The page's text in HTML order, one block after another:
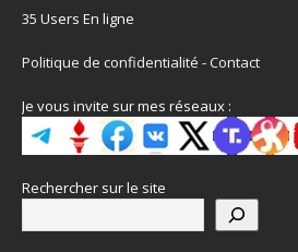
35 Users En ligne
Politique de confidentialité -Contact
Je vous invite sur mes réseaux :
Rechercher sur le site